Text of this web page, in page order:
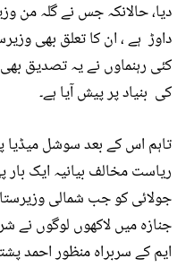
دیا، حالانکہ جس نے گلہ من
داوڑ ہے ، ان کا تعلق بھی
کئی رہنماوں نے یہ تصدیق
کی بنیاد پر پیش آیا ہے۔
تاہم اس کے بعد سوشل
جولائی کو جب شمالی
جنازہ میں لاکھوں لوگوں